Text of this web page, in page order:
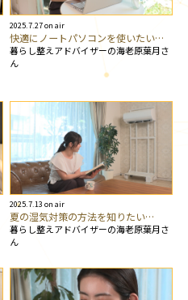
2025.7.27 on air
快適にノートパソコンを使いたい…
暮らし整えアドバイザーの海老原葉月さ
ん
2025.7.13 on air
夏の湿気対策の方法を知りたい…
暮らし整えアドバイザーの海老原葉月さ
ん